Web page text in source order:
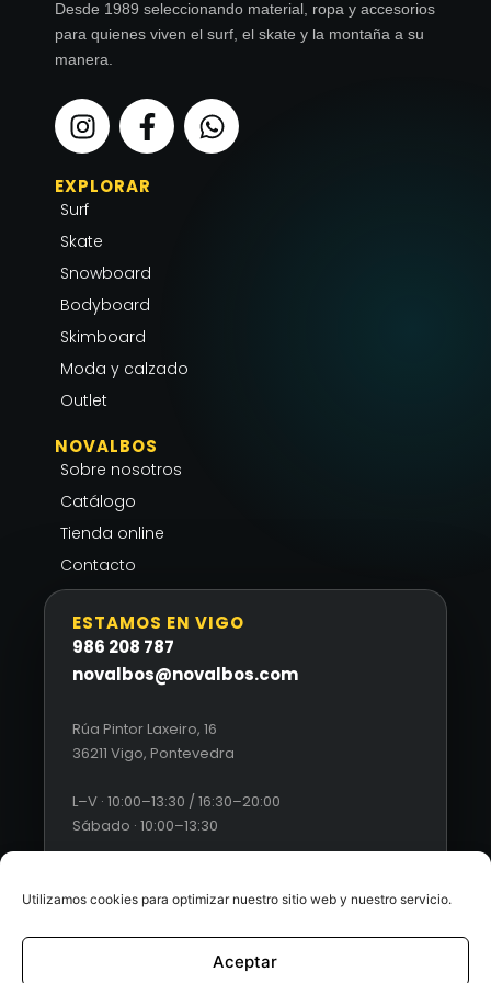
Utilizamos cookies para optimizar nuestro sitio web y nuestro servicio.
Aceptar
Desde 1989 seleccionando material, ropa y accesorios
para quienes viven el surf, el skate y la montaña a su
manera.
I
n
s
t
a
g
r
a
m
F
a
c
e
o
k
f
W
h
a
EXPLORAR
Surf
Skate
Snowboard
Bodyboard
Skimboard
Moda y calzado
Outlet
NOVALBOS
Sobre nosotros
Catálogo
Tienda online
Contacto
ESTAMOS EN VIGO
986 208 787
novalbos@novalbos.com
Rúa Pintor Laxeiro, 16
36211 Vigo, Pontevedra
L–V · 10:00–13:30 / 16:30–20:00
Sábado · 10:00–13:30
© 2026 Novalbos. Todos los derechos reservados. |